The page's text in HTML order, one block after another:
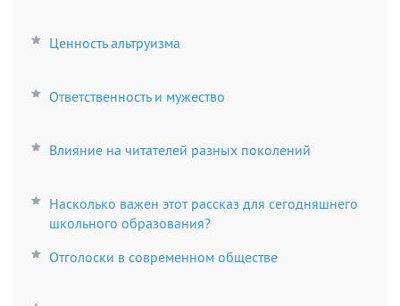
Ценность альтруизма
Ответственность и мужество
Влияние на читателей разных поколений
Насколько важен этот рассказ для сегодняшнего
школьного образования?
Отголоски в современном обществе